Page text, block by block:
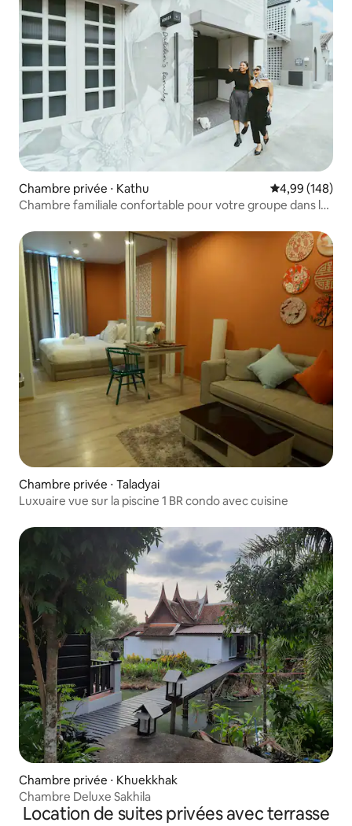
Chambre privée ⋅ Kathu Évaluation
4,99 (148)
Chambre familiale confortable pour votre groupe dans la
Chambre privée ⋅ Taladyai
Luxuaire vue sur la piscine 1 BR condo avec cuisine
Chambre privée ⋅ Khuekkhak
Chambre Deluxe Sakhila
Location de suites privées avec terrasse